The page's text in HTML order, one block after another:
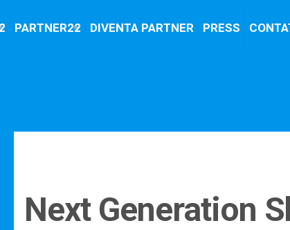
PARTNER22 DIVENTA PARTNER PRESS
Next Generation